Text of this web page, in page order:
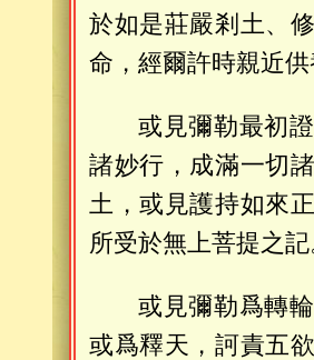
於如是莊嚴剎土、
命，經爾許時親近供
或見彌勒最初
諸妙行，成滿一切
土，或見護持如來
所受於無上菩提之記
或見彌勒爲轉
或爲釋天，訶責五